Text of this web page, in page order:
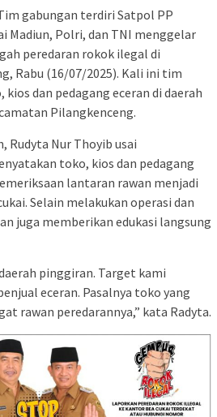
gabungan terdiri Satpol PP
Madiun, Polri, dan TNI menggelar
peredaran rokok ilegal di
Rabu (16/07/2025). Kali ini tim
dan pedagang eceran di daerah
Pilangkenceng.
Rudyta Nur Thoyib usai
toko, kios dan pedagang
lantaran rawan menjadi
Selain melakukan operasi dan
juga memberikan edukasi langsung
pinggiran. Target kami
eceran. Pasalnya toko yang
rawan peredarannya,” kata Radyta.